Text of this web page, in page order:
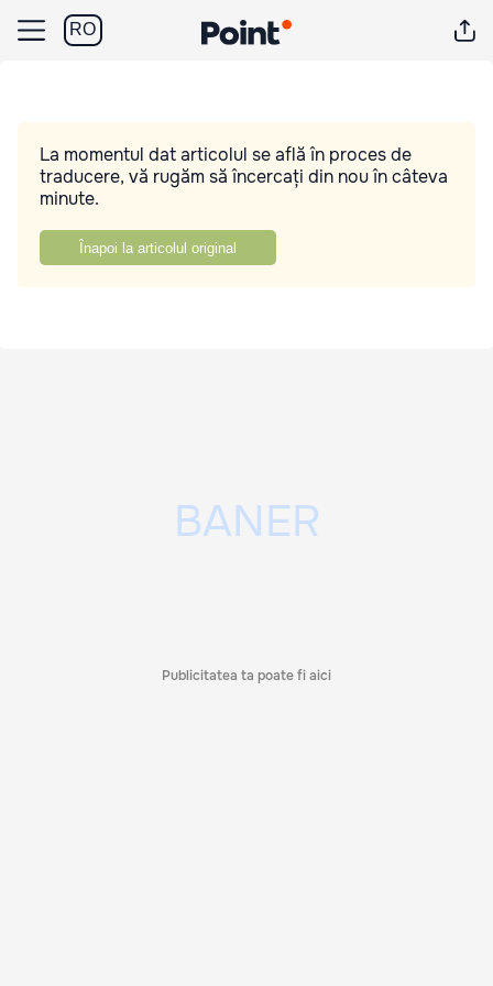
RO
La momentul dat articolul se află în proces de
traducere, vă rugăm să încercați din nou în câteva
minute.
Înapoi la articolul original
Publicitatea ta poate fi aici